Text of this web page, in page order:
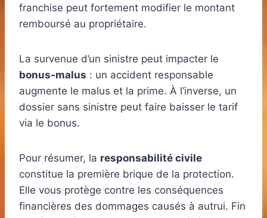
franchise peut fortement modifier le montant
remboursé au propriétaire.
La survenue d’un sinistre peut impacter le
bonus-malus : un accident responsable
augmente le malus et la prime. À l’inverse, un
dossier sans sinistre peut faire baisser le tarif
via le bonus.
Pour résumer, la responsabilité civile
constitue la première brique de la protection.
Elle vous protège contre les conséquences
financières des dommages causés à autrui. Fin